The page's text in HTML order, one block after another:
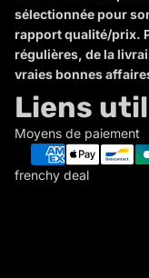
sélectionnée pour
rapport qualité/prix.
régulières, de la
vraies bonnes
Liens
Moyens de paiement
frenchy deal